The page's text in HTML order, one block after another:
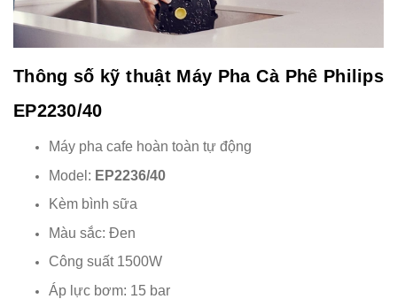
Thông số kỹ thuật Máy Pha Cà Phê Philips
EP2230/40
Máy pha cafe hoàn toàn tự động
Model: EP2236/40
Kèm bình sữa
Màu sắc: Đen
Công suất 1500W
Áp lực bơm: 15 bar